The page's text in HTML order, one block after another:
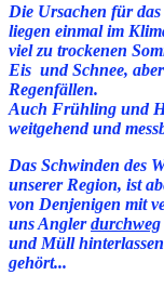
Die Ursachen für
liegen einmal im
viel zu trockenen
Eis und Schnee,
Regenfällen.
Auch Frühling und
weitgehend und
Das Schwinden des
unserer Region, ist
von Denjenigen mit
uns Anglerdurchweg
und Müll
gehört...